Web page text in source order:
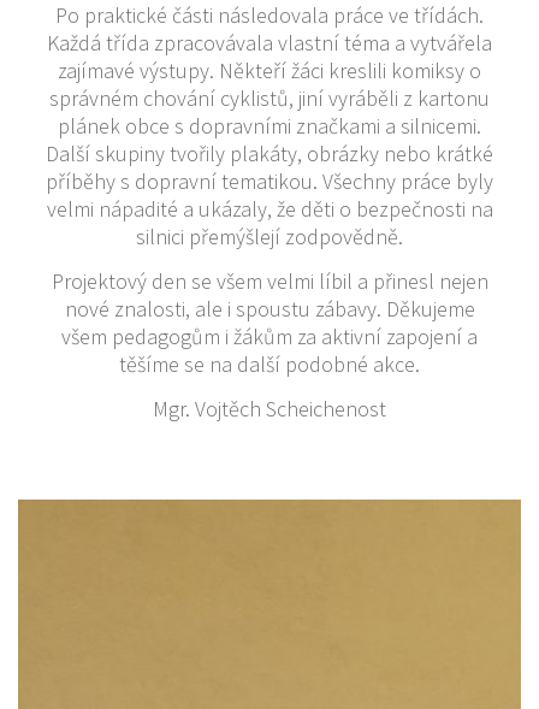
Po praktické části následovala práce ve třídách.
Každá třída zpracovávala vlastní téma a vytvářela
zajímavé výstupy. Někteří žáci kreslili komiksy o
správném chování cyklistů, jiní vyráběli z kartonu
plánek obce s dopravními značkami a silnicemi.
Další skupiny tvořily plakáty, obrázky nebo krátké
příběhy s dopravní tematikou. Všechny práce byly
velmi nápadité a ukázaly, že děti o bezpečnosti na
silnici přemýšlejí zodpovědně.
Projektový den se všem velmi líbil a přinesl nejen
nové znalosti, ale i spoustu zábavy. Děkujeme
všem pedagogům i žákům za aktivní zapojení a
těšíme se na další podobné akce.
Mgr. Vojtěch Scheichenost